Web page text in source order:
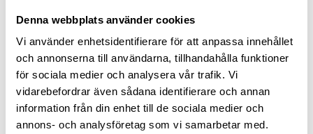
Denna webbplats använder cookies
Vi använder enhetsidentifierare för att anpassa innehållet
och annonserna till användarna, tillhandahålla funktioner
för sociala medier och analysera vår trafik. Vi
vidarebefordrar även sådana identifierare och annan
information från din enhet till de sociala medier och
annons- och analysföretag som vi samarbetar med.